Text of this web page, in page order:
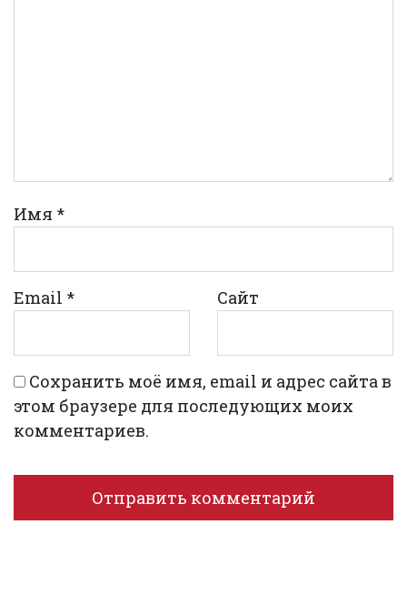
Имя *
Email * Сайт
Сохранить моё имя, email и адрес сайта в
этом браузере для последующих моих
комментариев.